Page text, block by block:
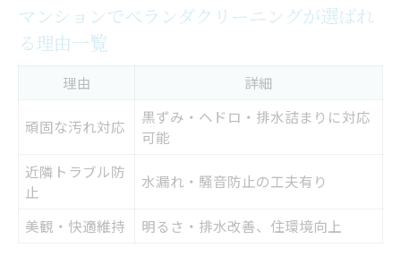
マンションでベランダクリーニングが選ばれ
る理由一覧
理由 詳細
頑固な汚れ対応
黒ずみ・ヘドロ・排水詰まりに対応
可能
近隣トラブル防
止
水漏れ・騒音防止の工夫有り
美観・快適維持 明るさ・排水改善、住環境向上